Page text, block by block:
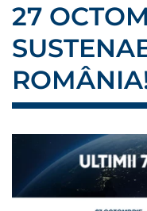
27